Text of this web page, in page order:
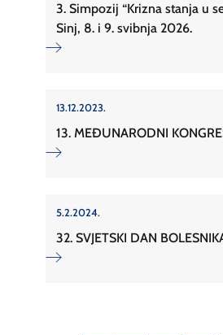
3. Simpozij “Krizna stanja u
Sinj, 8. i 9. svibnja 2026.
13.12.2023.
13. MEĐUNARODNI
5.2.2024.
32. SVJETSKI DAN